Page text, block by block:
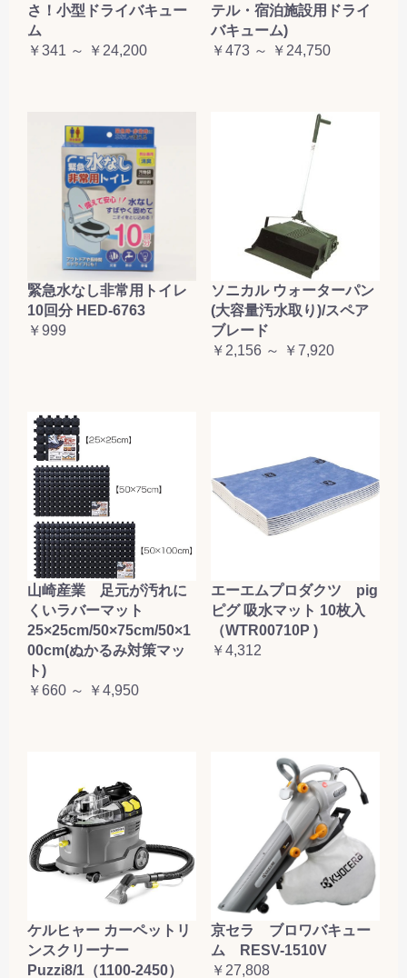
さ！小型ドライバキュー
ム
￥341 ～ ￥24,200
テル・宿泊施設用ドライ
バキューム)
￥473 ～ ￥24,750
緊急水なし非常用トイレ
10回分 HED-6763
￥999
ソニカル ウォーターパン
(大容量汚水取り)/スペア
ブレード
￥2,156 ～ ￥7,920
山崎産業 足元が汚れに
くいラバーマット
25×25cm/50×75cm/50×1
00cm(ぬかるみ対策マッ
ト)
￥660 ～ ￥4,950
エーエムプロダクツ pig
ピグ 吸水マット 10枚入
（WTR00710P )
￥4,312
ケルヒャー カーペットリ
ンスクリーナー
Puzzi8/1（1100-2450）
京セラ ブロワバキュー
ム RESV-1510V
￥27,808